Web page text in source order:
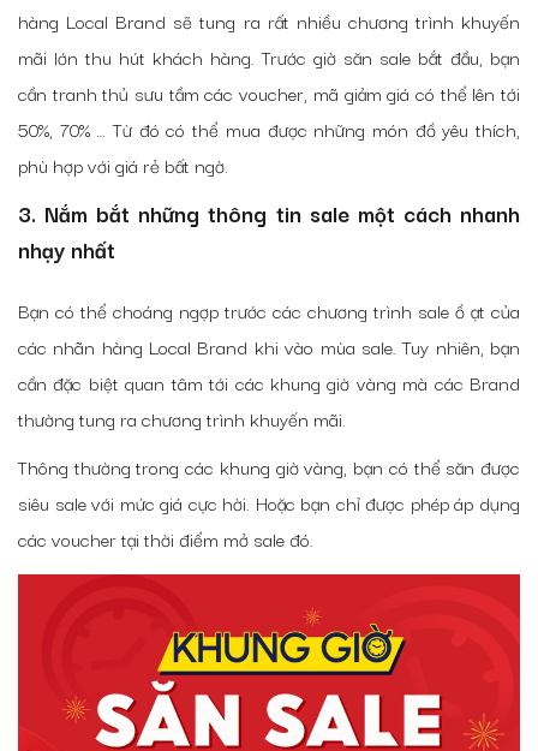
hàng Local Brand sẽ tung ra rất nhiều chương trình khuyến
mãi lớn thu hút khách hàng. Trước giờ săn sale bắt đầu, bạn
cần tranh thủ sưu tầm các voucher, mã giảm giá có thể lên tới
50%, 70% … Từ đó có thể mua được những món đồ yêu thích,
phù hợp với giá rẻ bất ngờ.
3. Nắm bắt những thông tin sale một cách nhanh
nhạy nhất
Bạn có thể choáng ngợp trước các chương trình sale ồ ạt của
các nhãn hàng Local Brand khi vào mùa sale. Tuy nhiên, bạn
cần đặc biệt quan tâm tới các khung giờ vàng mà các Brand
thường tung ra chương trình khuyến mãi.
Thông thường trong các khung giờ vàng, bạn có thể săn được
siêu sale với mức giá cực hời. Hoặc bạn chỉ được phép áp dụng
các voucher tại thời điểm mở sale đó.